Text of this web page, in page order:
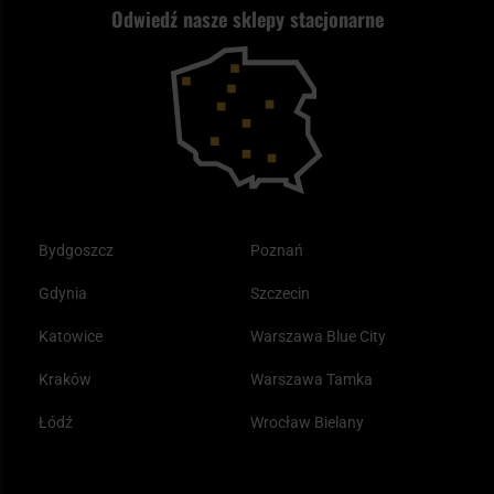
Reklamacje i gwarancja
Odwiedź nasze sklepy stacjonarne
Bydgoszcz
Gdynia
Katowice
Kraków
Łódź
Poznań
Szczecin
Warszawa Blue City
Warszawa Tamka
Wrocław Bielany
Kupony i kody rabatowe
Plecak ewakuacyjny preppersa
Samoobrona